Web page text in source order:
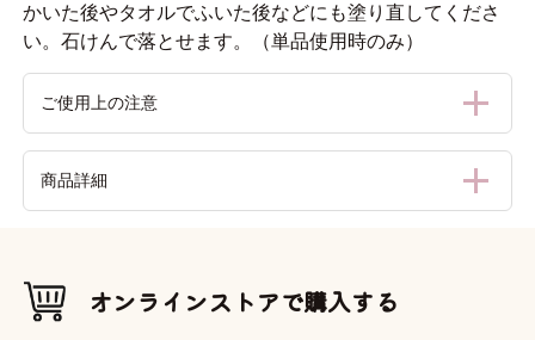
かいた後やタオルでふいた後などにも塗り直してくださ
い。石けんで落とせます。（単品使用時のみ）
ご使用上の注意
いでください。●お肌に異常が生じていないかよく注意して
使用してください。赤味、はれ、かゆみ、刺激、色抜け（白
す。そのまま使用を続けると症状を悪化させることがありま
す。●極端に高温又は低温の所、直射日光のあたる所、お子
商品詳細
本体サイズオンラインストアで購入する